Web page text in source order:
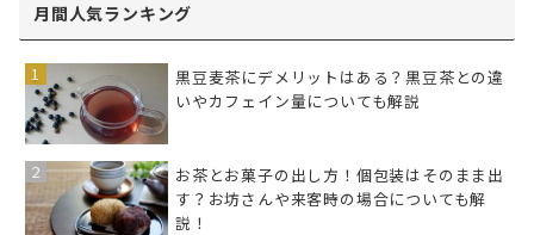
月間人気ランキング
黒豆麦茶にデメリットはある？黒豆茶との違
いやカフェイン量についても解説
お茶とお菓子の出し方！個包装はそのまま出
す？お坊さんや来客時の場合についても解
説！